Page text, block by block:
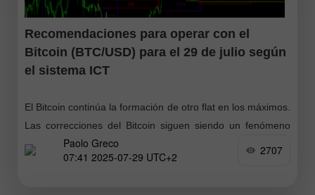
Recomendaciones para operar con el
Bitcoin (BTC/USD) para el 29 de julio según
el sistema ICT
El Bitcoin continúa la formación de otro flat en los máximos.
Las correcciones del Bitcoin siguen siendo un fenómeno
raro. Los participantes institucionales del mercado
continúan comprando el Bitcoin prácticamente
Paolo Greco
07:41 2025-07-29 UTC+2
2707